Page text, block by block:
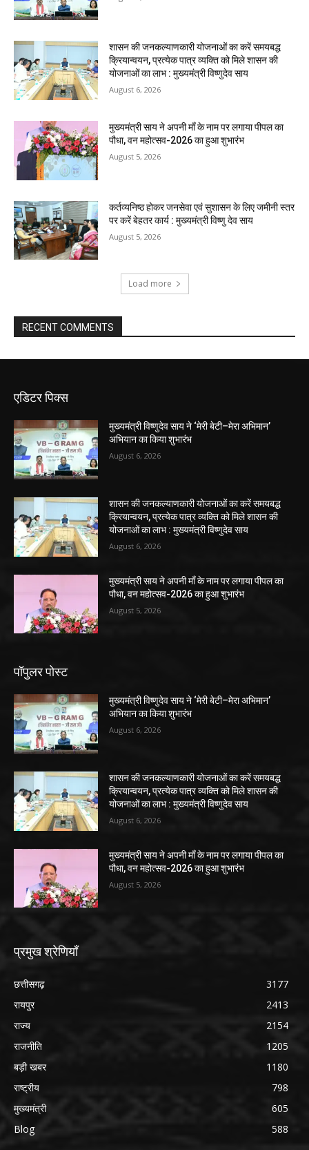
शासन की जनकल्याणकारी योजनाओं का करें समयबद्ध
क्रियान्वयन, प्रत्येक पात्र व्यक्ति को मिले शासन की
योजनाओं का लाभ : मुख्यमंत्री विष्णुदेव साय
August 6, 2026
मुख्यमंत्री साय ने अपनी माँ के नाम पर लगाया पीपल का
पौधा, वन महोत्सव-2026 का हुआ शुभारंभ
August 5, 2026
कर्तव्यनिष्ठ होकर जनसेवा एवं सुशासन के लिए जमीनी स्तर
पर करें बेहतर कार्य : मुख्यमंत्री विष्णु देव साय
August 5, 2026
Load more
RECENT COMMENTS
एडिटर पिक्स
मुख्यमंत्री विष्णुदेव साय ने ‘मेरी बेटी–मेरा अभिमान’
अभियान का किया शुभारंभ
August 6, 2026
शासन की जनकल्याणकारी योजनाओं का करें समयबद्ध
क्रियान्वयन, प्रत्येक पात्र व्यक्ति को मिले शासन की
योजनाओं का लाभ : मुख्यमंत्री विष्णुदेव साय
August 6, 2026
मुख्यमंत्री साय ने अपनी माँ के नाम पर लगाया पीपल का
पौधा, वन महोत्सव-2026 का हुआ शुभारंभ
August 5, 2026
पॉपुलर पोस्ट
मुख्यमंत्री विष्णुदेव साय ने ‘मेरी बेटी–मेरा अभिमान’
अभियान का किया शुभारंभ
August 6, 2026
शासन की जनकल्याणकारी योजनाओं का करें समयबद्ध
क्रियान्वयन, प्रत्येक पात्र व्यक्ति को मिले शासन की
योजनाओं का लाभ : मुख्यमंत्री विष्णुदेव साय
August 6, 2026
मुख्यमंत्री साय ने अपनी माँ के नाम पर लगाया पीपल का
पौधा, वन महोत्सव-2026 का हुआ शुभारंभ
August 5, 2026
प्रमुख श्रेणियाँ
छत्तीसगढ़
3177
रायपुर
2413
राज्य
2154
राजनीति
1205
बड़ी खबर
1180
राष्ट्रीय
798
मुख्यमंत्री
605
Blog
588